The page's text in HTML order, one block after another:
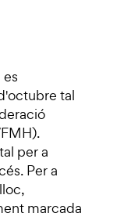
tal
per a
Per a
marcada